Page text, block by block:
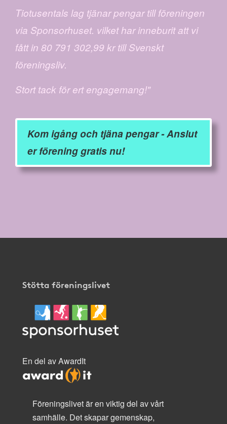
Tiotusentals lag tjänar pengar till föreningen
via Sponsorhuset. vilket har inneburit att vi
fått in 80 791 302,99 kr till Svenskt
föreningsliv.
Stort tack för ert engagemang!"
Kom igång och tjäna pengar - Anslut
er förening gratis nu!
Stötta föreningslivet
En del av AwardIt
Föreningslivet är en viktig del av vårt
samhälle. Det skapar gemenskap,